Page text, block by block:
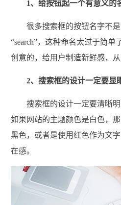
1、给按钮起一个有意义的
很多搜索框的按钮名字不是“
“search”，这种命名太过于简
创意的，给用户制造新鲜感，从
2、搜索框的设计一定要显
搜索框的设计一定要清晰明
如果网站的主题颜色是白色，
黑色，或者是使用红色作为文
在感。